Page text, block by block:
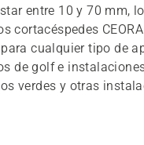
entre 10 y 70 mm,
cortacéspedes
cualquier tipo de
de golf e
verdes y otras